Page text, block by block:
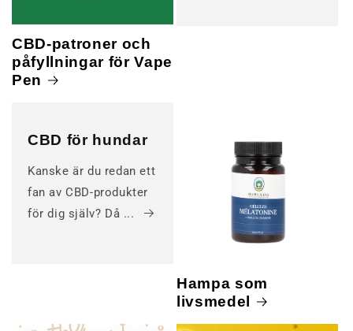
CBD-patroner och
påfyllningar för Vape
Pen
CBD för hundar
Kanske är du redan ett
fan av CBD-produkter
för dig själv? Då ...
Hampa som
livsmedel